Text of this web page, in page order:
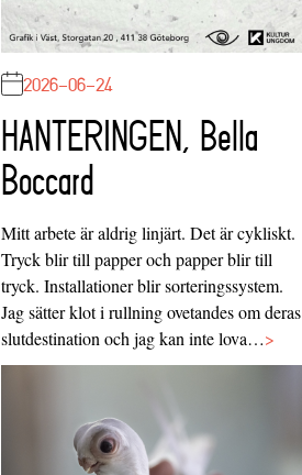
2026-06-24
HANTERINGEN, Bella
Boccard
Mitt arbete är aldrig linjärt. Det är cykliskt.
Tryck blir till papper och papper blir till
tryck. Installationer blir sorteringssystem.
Jag sätter klot i rullning ovetandes om deras
slutdestination och jag kan inte lova…>